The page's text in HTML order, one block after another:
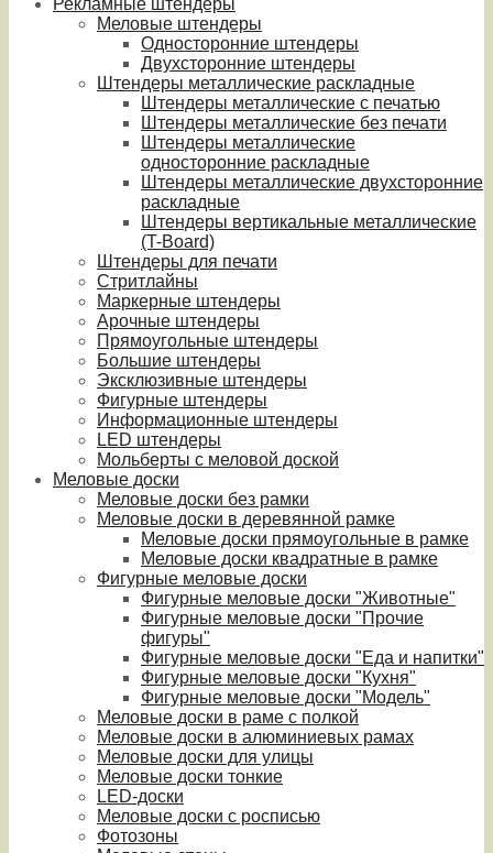
Рекламные штендеры
Меловые штендеры
Односторонние штендеры
Двухсторонние штендеры
Штендеры металлические раскладные
Штендеры металлические с печатью
Штендеры металлические без печати
Штендеры металлические
односторонние раскладные
Штендеры металлические двухсторонние
раскладные
Штендеры вертикальные металлические
(T-Board)
Штендеры для печати
Стритлайны
Маркерные штендеры
Арочные штендеры
Прямоугольные штендеры
Большие штендеры
Эксклюзивные штендеры
Фигурные штендеры
Информационные штендеры
LED штендеры
Мольберты с меловой доской
Меловые доски
Меловые доски без рамки
Меловые доски в деревянной рамке
Меловые доски прямоугольные в рамке
Меловые доски квадратные в рамке
Фигурные меловые доски
Фигурные меловые доски "Животные"
Фигурные меловые доски "Прочие
фигуры"
Фигурные меловые доски "Еда и напитки"
Фигурные меловые доски "Кухня"
Фигурные меловые доски "Модель"
Меловые доски в раме с полкой
Меловые доски в алюминиевых рамах
Меловые доски для улицы
Меловые доски тонкие
LED-доски
Меловые доски с росписью
Фотозоны